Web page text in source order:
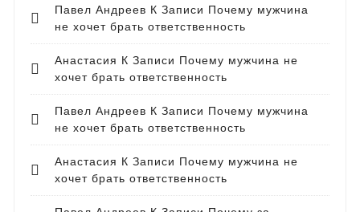
Павел Андреев К Записи Почему мужчина
не хочет брать ответственность
Анастасия К Записи Почему мужчина не
хочет брать ответственность
Павел Андреев К Записи Почему мужчина
не хочет брать ответственность
Анастасия К Записи Почему мужчина не
хочет брать ответственность